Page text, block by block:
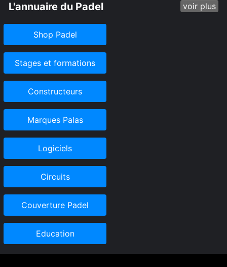
L'annuaire du Padel voir plus
Shop Padel
Stages et formations
Constructeurs
Marques Palas
Logiciels
Circuits
Couverture Padel
Education